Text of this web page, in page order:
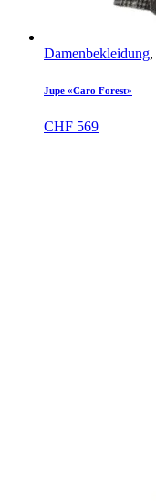
Damenbekleidung,
Jupe «Caro Forest»
CHF 569